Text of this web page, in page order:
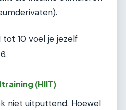
tot 10 voel je jezelf
(HIIT)
niet uitputtend. Hoewel